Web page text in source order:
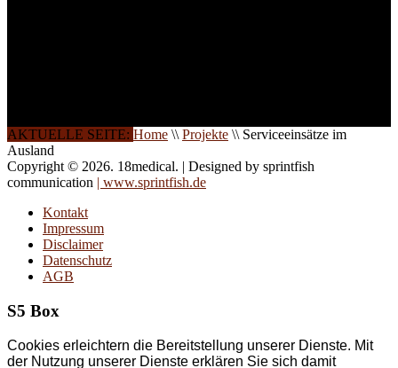
AKTUELLE SEITE: Home \\ Projekte \\ Serviceeinsätze im
Ausland
Copyright © 2026. 18medical. | Designed by sprintfish
communication | www.sprintfish.de
Kontakt
Impressum
Disclaimer
Datenschutz
AGB
S5 Box
Cookies erleichtern die Bereitstellung unserer Dienste. Mit
der Nutzung unserer Dienste erklären Sie sich damit